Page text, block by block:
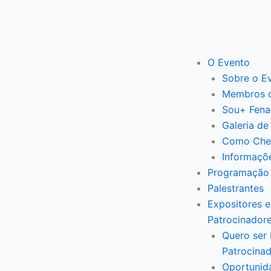
O Evento
Sobre o
Membros
Sou+
Galeria
Como
Programação
Palestrantes
Expositores e
Quero ser